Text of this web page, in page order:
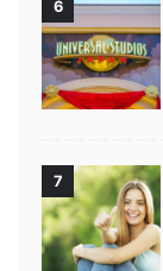
6
7